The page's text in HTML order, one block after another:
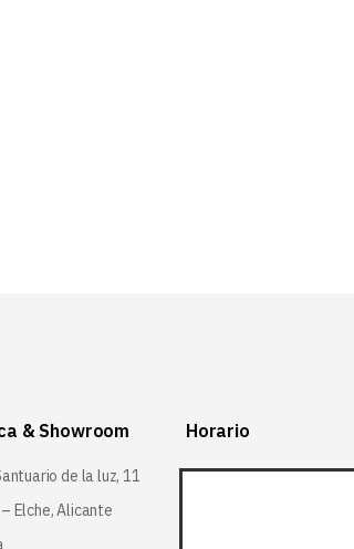
& Showroom
de la luz, 11
Elche, Alicante
Horario
Lunes-Viernes: